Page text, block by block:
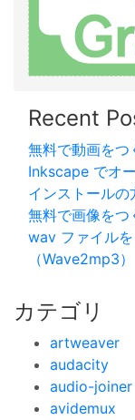
Recent
無料で動画をつ
Inkscape でオ
インストールの
無料で画像をつ
wav ファイル
（Wave2mp3）
カテゴリ
artweaver
audacity
audio-joiner
avidemux